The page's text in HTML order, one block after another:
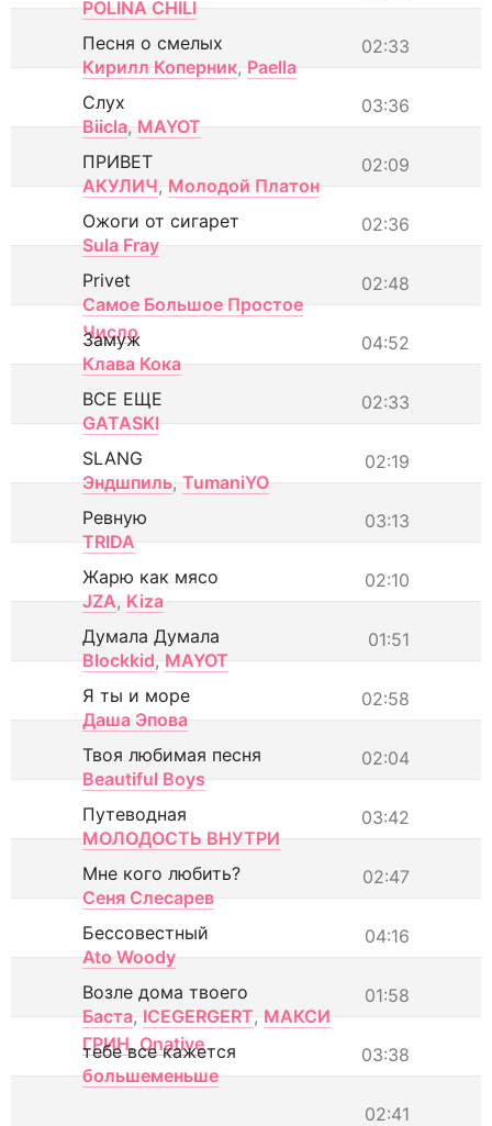
POLINA CHILI
02:33
Песня о смелых
Кирилл Коперник, Paella
03:36
Слух
Biicla, MAYOT
02:09
ПРИВЕТ
АКУЛИЧ, Молодой Платон
02:36
Ожоги от сигарет
Sula Fray
02:48
Privet
Самое Большое Простое
Число
04:52
Замуж
Клава Кока
02:33
ВСЕ ЕЩЕ
GATASKI
02:19
SLANG
Эндшпиль, TumaniYO
03:13
Ревную
TRIDA
02:10
Жарю как мясо
JZA, Kiza
01:51
Думала Думала
Blockkid, MAYOT
02:58
Я ты и море
Даша Эпова
02:04
Твоя любимая песня
Beautiful Boys
03:42
Путеводная
МОЛОДОСТЬ ВНУТРИ
02:47
Мне кого любить?
Сеня Слесарев
04:16
Бессовестный
Ato Woody
01:58
Возле дома твоего
Баста, ICEGERGERT, МАКСИ
ГРИН, Onative 03:38
тебе все кажется
большеменьше
02:41